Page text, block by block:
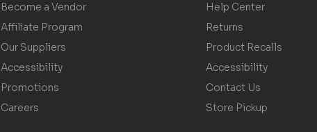
Become a Vendor
Affiliate Program
Our Suppliers
Accessibility
Promotions
Careers
Help Center
Returns
Product Recalls
Accessibility
Contact Us
Store Pickup